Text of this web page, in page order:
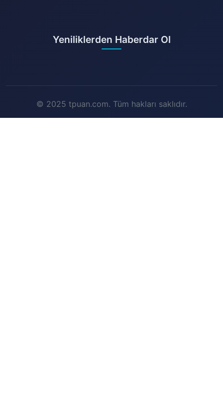
Yeniliklerden Haberdar Ol
© 2025 tpuan.com. Tüm hakları saklıdır.